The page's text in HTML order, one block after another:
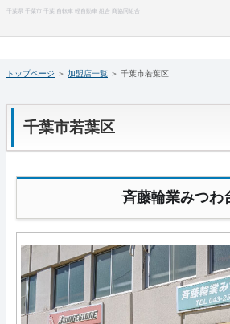
千葉県 千葉市 千葉 自転車 軽自動車 組合 商協同組合
加盟店一覧
防犯登録のQ&A
自転車点検ガイド
サイクリングガイド
トップページ ＞ 加盟店一覧 ＞ 千葉市若葉区
千葉市若葉区
斉藤輪業みつわ